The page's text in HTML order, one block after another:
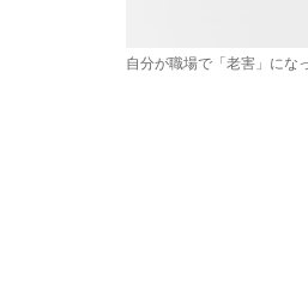
自分が職場で「老害」にな